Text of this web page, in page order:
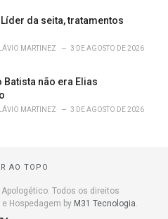
da seita, tratamentos
MARTINEZ 3 DE AGOSTO DE 2026
Batista não era Elias
MARTINEZ 3 DE AGOSTO DE 2026
AO TOPO
Todos os direitos
Hospedagem by M31 Tecnologia